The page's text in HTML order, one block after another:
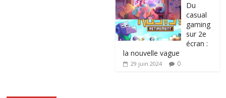
Du
casual
gaming
sur 2e
écran :
la nouvelle vague
29 juin 2024 0